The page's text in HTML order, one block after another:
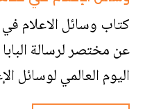
كتاب وسائل الاعلام في
عن مختصر لرسالة
اليوم العالمي لوسائل